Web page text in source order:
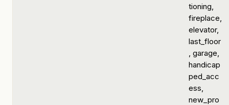
tioning,
fireplace,
elevator,
last_floor
, garage,
handicap
ped_acc
ess,
new_pro